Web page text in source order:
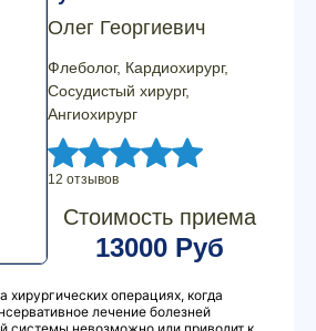
Олег Георгиевич
Флеболог, Кардиохирург,
Сосудистый хирург,
Ангиохирург
12 отзывов
Стоимость приема
13000 Руб
хирургических операциях, когда
лечение болезней